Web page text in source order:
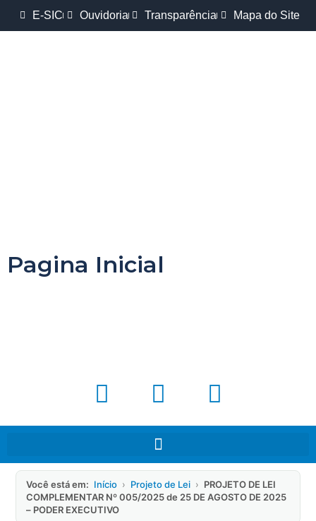
E-SIC Ouvidoria Transparência Mapa do Site
Pagina Inicial
Você está em: Início › Projeto de Lei › PROJETO DE LEI
COMPLEMENTAR Nº 005/2025 de 25 DE AGOSTO DE 2025
– PODER EXECUTIVO